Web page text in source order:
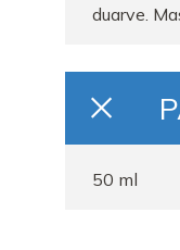
duarve.
50 ml